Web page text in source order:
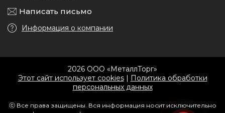
Написать письмо
Информация о компании
2026 ООО «МеталлТорг»
Этот сайт использует cookies| Политика обработки
персональных данных
ⓒ Все права защищены. Вся информация носит исключительно